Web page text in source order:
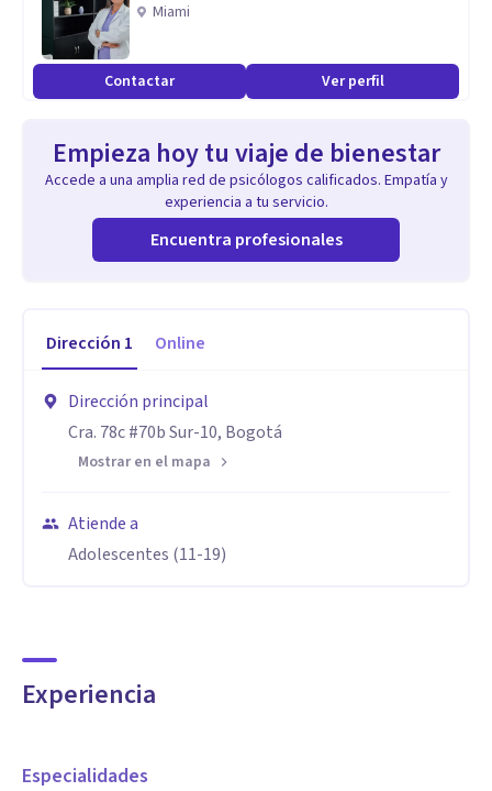
Miami
Contactar Ver perfil
Empieza hoy tu viaje de bienestar
Accede a una amplia red de psicólogos calificados. Empatía y
experiencia a tu servicio.
Encuentra profesionales
Dirección 1 Online
Dirección principal
Cra. 78c #70b Sur-10, Bogotá
Mostrar en el mapa
Atiende a
Adolescentes (11-19)
Experiencia
Especialidades